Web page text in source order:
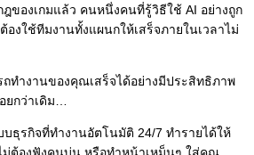
ของเกมแล้ว คนหนึ่งคนที่รู้วิธีใช้ AI อย่างถูก
องใช้ทีมงานทั้งแผนกให้เสร็จภายในเวลาไม่
ทำงานของคุณเสร็จได้อย่างมีประสิทธิภาพ
ยกว่าเดิม…
บธุรกิจที่ทำงานอัตโนมัติ 24/7 ทำรายได้ให้